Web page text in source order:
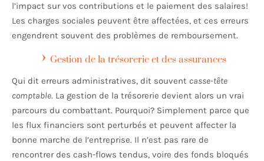
l’impact sur vos contributions et le paiement des salaires!
Les charges sociales peuvent être affectées, et ces erreurs
engendrent souvent des problèmes de remboursement.
Gestion de la trésorerie et des assurances
Qui dit erreurs administratives, dit souvent casse-tête
comptable. La gestion de la trésorerie devient alors un vrai
parcours du combattant. Pourquoi? Simplement parce que
les flux financiers sont perturbés et peuvent affecter la
bonne marche de l’entreprise. Il n’est pas rare de
rencontrer des cash-flows tendus, voire des fonds bloqués